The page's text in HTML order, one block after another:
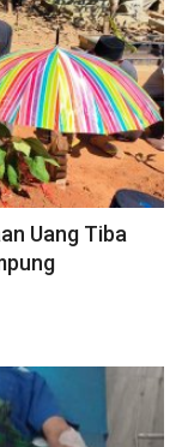
Uang Tiba